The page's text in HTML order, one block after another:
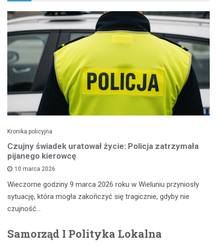
Kronika policyjna
Czujny świadek uratował życie: Policja zatrzymała
pijanego kierowcę
10 marca 2026
Wieczorne godziny 9 marca 2026 roku w Wieluniu przyniosły
sytuację, która mogła zakończyć się tragicznie, gdyby nie
czujność…
Samorząd I Polityka Lokalna